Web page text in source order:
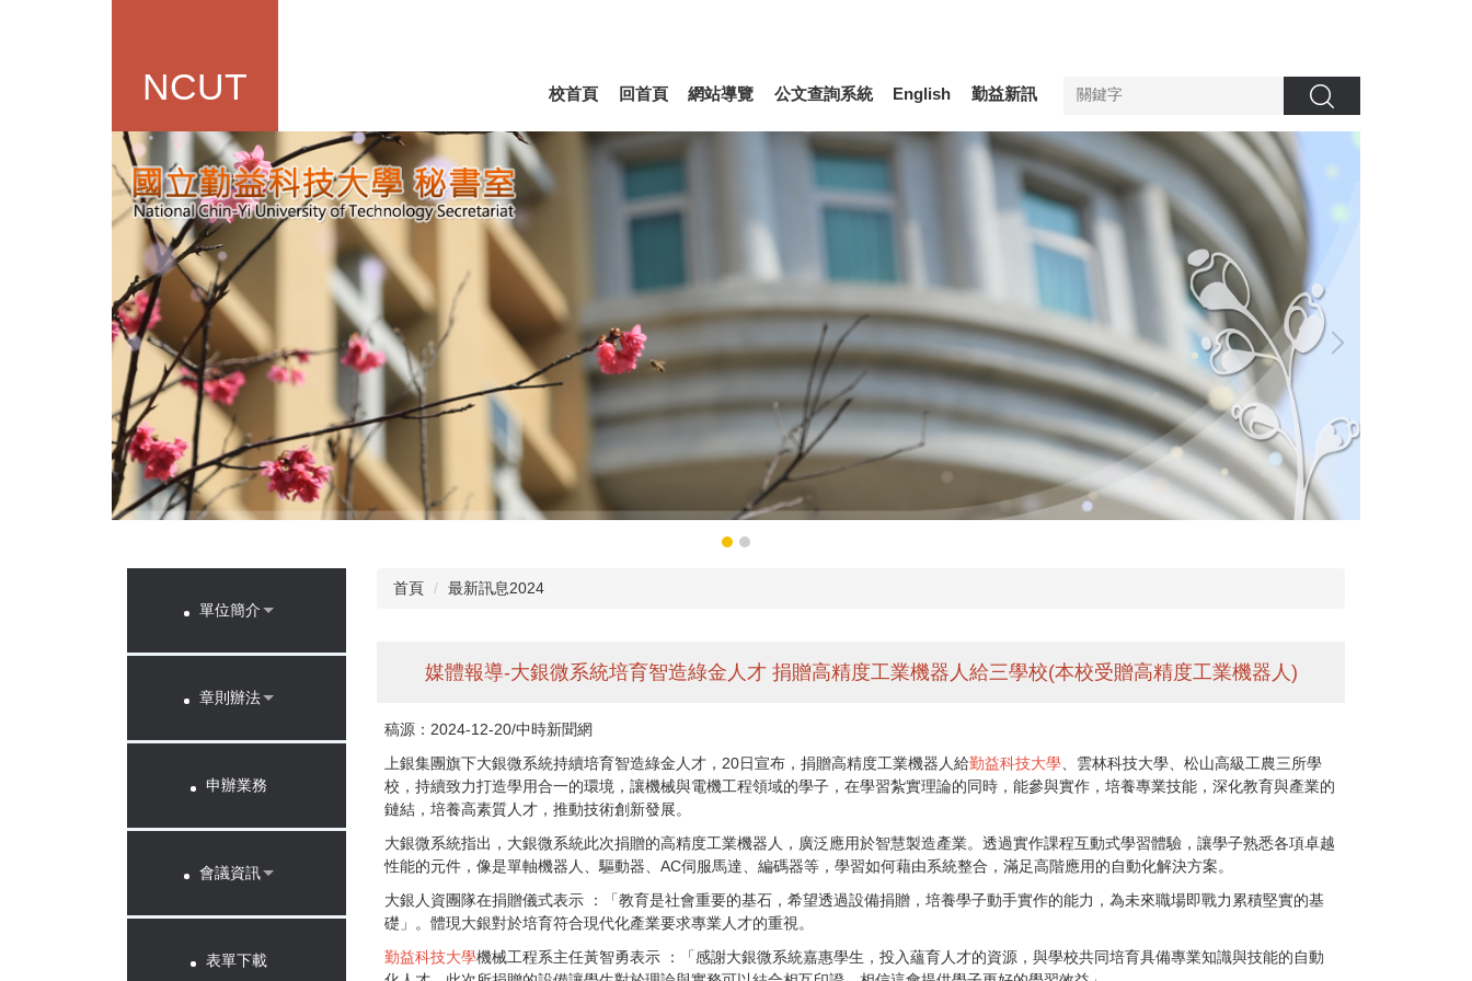
NCUT 校首頁 回首頁 網站導覽 公文查詢系統 English 勤益新訊 搜尋
單位簡介
章則辦法
申辦業務
會議資訊
表單下載
首頁 最新訊息2024
媒體報導-大銀微系統培育智造綠金人才 捐贈高精度工業機器人給三學校(本校受贈高精度工業機器人)
稿源：2024-12-20/中時新聞網
上銀集團旗下大銀微系統持續培育智造綠金人才，20日宣布，捐贈高精度工業機器人給勤益科技大學 、雲林科技大學、松山高級工農三所學
校，持續致力打造學用合一的環境，讓機械與電機工程領域的學子，在學習紮實理論的同時，能參與實作，培養專業技能，深化教育與產業的
鏈結，培養高素質人才，推動技術創新發展。
大銀微系統指出，大銀微系統此次捐贈的高精度工業機器人，廣泛應用於智慧製造產業。透過實作課程互動式學習體驗，讓學子熟悉各項卓越
性能的元件，像是單軸機器人、驅動器、AC伺服馬達、編碼器等，學習如何藉由系統整合，滿足高階應用的自動化解決方案。
大銀人資團隊在捐贈儀式表示 ：「教育是社會重要的基石，希望透過設備捐贈，培養學子動手實作的能力，為未來職場即戰力累積堅實的基
礎」。體現大銀對於培育符合現代化產業要求專業人才的重視。
勤益科技大學機械工程系主任黃智勇表示 ：「感謝大銀微系統嘉惠學生，投入蘊育人才的資源，與學校共同培育具備專業知識與技能的自動